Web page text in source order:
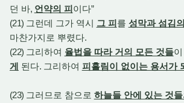
던 바, 언약의 피이다”
(21) 그런데 그가 역시 그 피를 성막과 섬김
마찬가지로 뿌렸다.
(22) 그리하여 율법을 따라 거의 모든 것들이
게 된다. 그리하여 피흘림이 없이는 용서가
(23) 그러므로 참으로 하늘들 안에 있는 것